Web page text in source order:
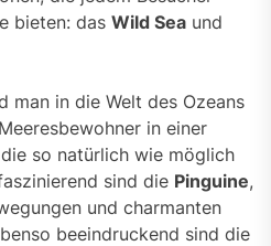
bieten: das Wild Sea und
man in die Welt des Ozeans
in einer
so natürlich wie möglich
sind die Pinguine,
und charmanten
beeindruckend sind die